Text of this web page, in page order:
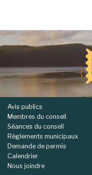
Avis publics
Membres du conseil
Séances du conseil
Règlements municipaux
Demande de permis
Calendrier
Nous joindre